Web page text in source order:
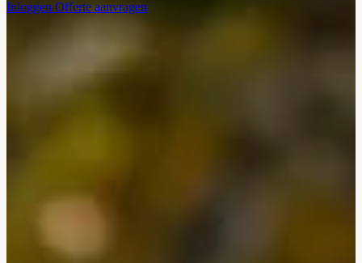
Inloggen Offerte aanvragen